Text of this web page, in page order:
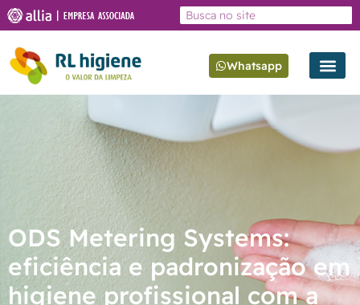
Whatsapp
ODS Metering Systems:
eficiência e padronização em
higiene profissional com a